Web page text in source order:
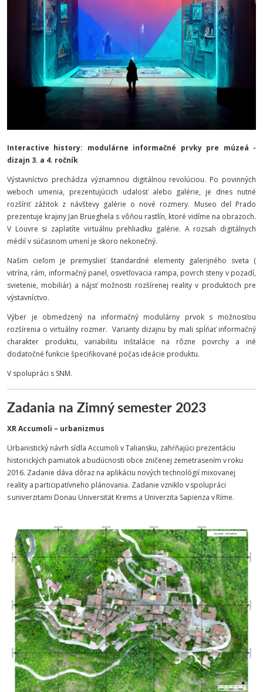
Interactive history: modulárne informačné prvky pre múzeá -
dizajn 3. a 4. ročník
Výstavníctvo prechádza významnou digitálnou revolúciou. Po povinných
weboch umenia, prezentujúcich udalosť alebo galérie, je dnes nutné
rozšíriť zážitok z návštevy galérie o nové rozmery. Museo del Prado
prezentuje krajiny Jan Brueghela s vôňou rastlín, ktoré vidíme na obrazoch.
V Louvre si zaplatíte virtuálnu prehliadku galérie. A rozsah digitálnych
médií v súčasnom umení je skoro nekonečný.
Našim cieľom je premyslieť štandardné elementy galerijného sveta (
vitrína, rám, informačný panel, osvetľovacia rampa, povrch steny v pozadí,
svietenie, mobiliár) a nájsť možnosti rozšírenej reality v produktoch pre
výstavníctvo.
Výber je obmedzený na informačný modulárny prvok s možnosťou
rozšírenia o virtuálny rozmer. Varianty dizajnu by mali spĺňať informačný
charakter produktu, variabilitu inštalácie na rôzne povrchy a iné
dodatočné funkcie špecifikované počas ideácie produktu.
V spolupráci s SNM.
Zadania na Zimný semester 2023
XR Accumoli – urbanizmus
Urbanistický návrh sídla Accumoli v Taliansku, zahŕňajúci prezentáciu
historických pamiatok a budúcnosti obce zničenej zemetrasením v roku
2016. Zadanie dáva dôraz na aplikáciu nových technológií mixovanej
reality a participatívneho plánovania. Zadanie vzniklo v spolupráci
s univerzitami Donau Universität Krems a Univerzita Sapienza v Ríme.